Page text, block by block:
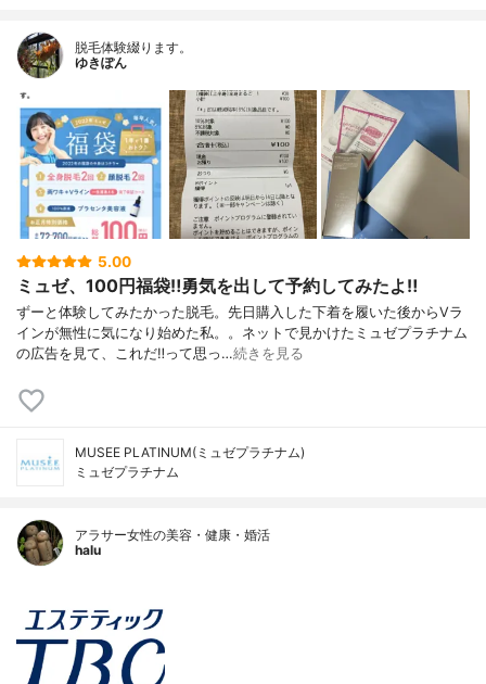
脱毛体験綴ります。
ゆきぽん
5.00
ミュゼ、100円福袋‼︎勇気を出して予約してみたよ‼︎
ずーと体験してみたかった脱毛。先日購入した下着を履いた後からVラ
インが無性に気になり始めた私。。ネットで見かけたミュゼプラチナム
の広告を見て、これだ‼︎って思っ…続きを見る
MUSEE PLATINUM(ミュゼプラチナム)
ミュゼプラチナム
アラサー女性の美容・健康・婚活
halu